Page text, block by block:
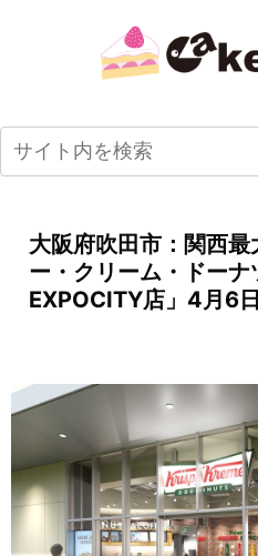
大阪府吹田市：関西
ー・クリーム・ドーナ
EXPOCITY店」4月6